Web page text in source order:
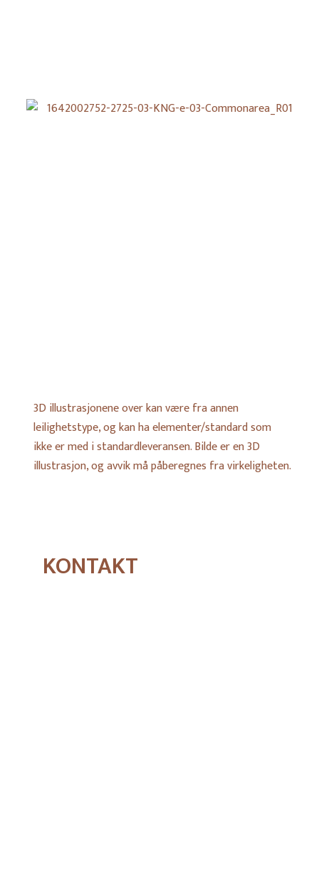
3D illustrasjonene over kan være fra annen
leilighetstype, og kan ha elementer/standard som
ikke er med i standardleveransen. Bilde er en 3D
illustrasjon, og avvik må påberegnes fra virkeligheten.
KONTAKT